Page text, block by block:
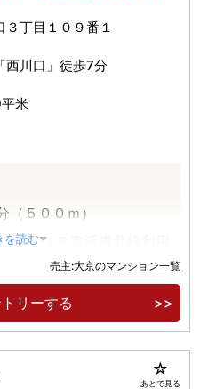
丁目１０９番１
西川口」徒歩7分
米
（５００ｍ）
セス ＪＲ京浜東北線利用
・徒歩１１分）をはじめ
を読む
売主:大京のマンション一覧
リーする
あとで見る